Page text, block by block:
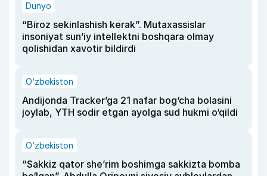
Dunyo
“Biroz sekinlashish kerak”. Mutaxassislar
insoniyat sun’iy intellektni boshqara olmay
qolishidan xavotir bildirdi
O‘zbekiston
Andijonda Tracker’ga 21 nafar bog‘cha bolasini
joylab, YTH sodir etgan ayolga sud hukmi o‘qildi
O‘zbekiston
“Sakkiz qator she’rim boshimga sakkizta bomba